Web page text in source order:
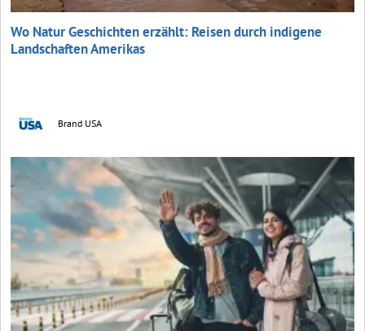
Wo Natur Geschichten erzählt: Reisen durch indigene
Landschaften Amerikas
Brand USA